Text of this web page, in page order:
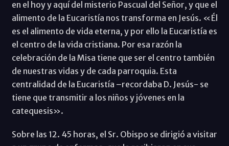
en el hoy y aquí del misterio Pascual del Señor, y que el
alimento de la Eucaristía nos transforma en Jesús. «Él
es el alimento de vida eterna, y por ello la Eucaristía es
el centro de la vida cristiana. Por esa razón la
celebración de la Misa tiene que ser el centro también
de nuestras vidas y de cada parroquia. Esta
centralidad de la Eucaristía –recordaba D. Jesús- se
tiene que transmitir a los niños y jóvenes en la
catequesis».
Sobre las 12. 45 horas, el Sr. Obispo se dirigió a visitar